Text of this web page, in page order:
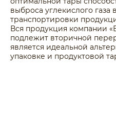
выброса углекислого
транспортировки
Вся продукция компании
подлежит вторичной
является идеальной
упаковке и продуктовой